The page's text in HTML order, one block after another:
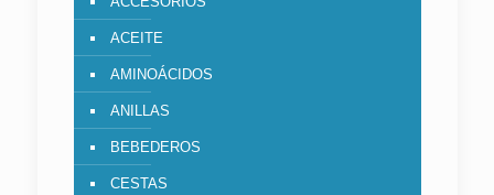
ACEITE
AMINOÁCIDOS
ANILLAS
BEBEDEROS
CESTAS